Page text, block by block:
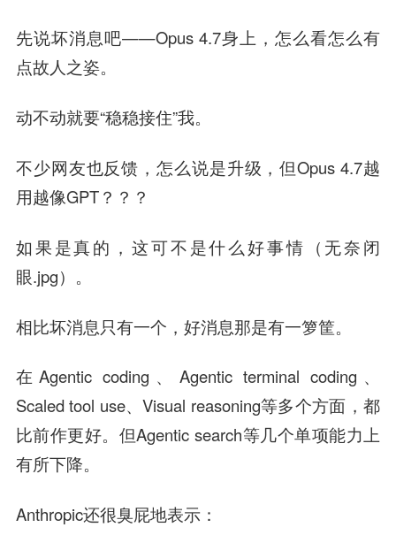
先说坏消息吧——Opus 4.7身上，怎么看怎么有
点故人之姿。
动不动就要“稳稳接住”我。
不少网友也反馈，怎么说是升级，但Opus 4.7越
用越像GPT？？？
如果是真的，这可不是什么好事情（无奈闭
眼.jpg）。
相比坏消息只有一个，好消息那是有一箩筐。
在Agentic coding、Agentic terminal coding、
Scaled tool use、Visual reasoning等多个方面，都
比前作更好。但Agentic search等几个单项能力上
有所下降。
Anthropic还很臭屁地表示：